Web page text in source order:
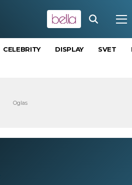
CELEBRITY DISPLAY SVET